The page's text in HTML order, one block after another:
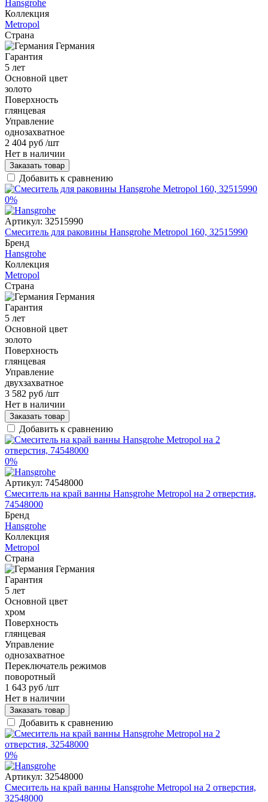
Hansgrohe
Коллекция
Metropol
Страна
Германия
Гарантия
5 лет
Основной цвет
золото
Поверхность
глянцевая
Управление
однозахватное
2 404 руб /шт
Нет в наличии
Заказать товар
Добавить к сравнению
0%
Артикул: 32515990
Смеситель для раковины Hansgrohe Metropol 160, 32515990
Бренд
Hansgrohe
Коллекция
Metropol
Страна
Германия
Гарантия
5 лет
Основной цвет
золото
Поверхность
глянцевая
Управление
двухзахватное
3 582 руб /шт
Нет в наличии
Заказать товар
Добавить к сравнению
0%
Артикул: 74548000
Смеситель на край ванны Hansgrohe Metropol на 2 отверстия,
74548000
Бренд
Hansgrohe
Коллекция
Metropol
Страна
Германия
Гарантия
5 лет
Основной цвет
хром
Поверхность
глянцевая
Управление
однозахватное
Переключатель режимов
поворотный
1 643 руб /шт
Нет в наличии
Заказать товар
Добавить к сравнению
0%
Артикул: 32548000
Смеситель на край ванны Hansgrohe Metropol на 2 отверстия,
32548000